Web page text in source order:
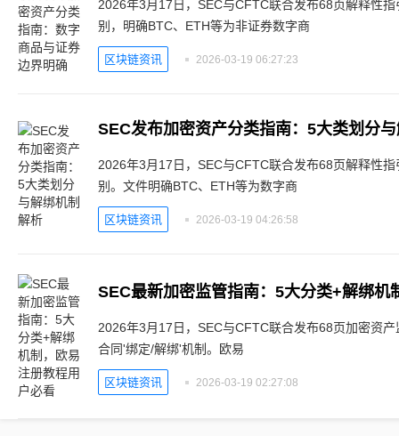
2026年3月17日，SEC与CFTC联合发布68页解释性
别，明确BTC、ETH等为非证券数字商
区块链资讯 2026-03-19 06:27:23
SEC发布加密资产分类指南：5大类划分
2026年3月17日，SEC与CFTC联合发布68页解释性
别。文件明确BTC、ETH等为数字商
区块链资讯 2026-03-19 04:26:58
SEC最新加密监管指南：5大分类+解绑机
2026年3月17日，SEC与CFTC联合发布68页加密资
合同'绑定/解绑'机制。欧易
区块链资讯 2026-03-19 02:27:08